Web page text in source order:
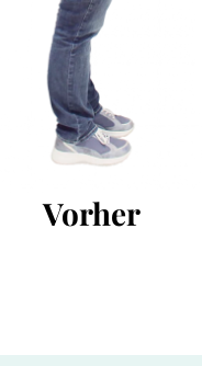
Vorher